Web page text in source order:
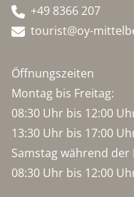
+49 8366 207
tourist@oy-
Öffnungszeiten
Montag bis Freitag:
08:30 Uhr bis 12:00
13:30 Uhr bis 17:00
Samstag während der
08:30 Uhr bis 12:00